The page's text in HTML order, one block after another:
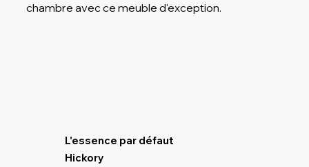
chambre avec ce meuble d'exception.
L'essence par défaut
Hickory